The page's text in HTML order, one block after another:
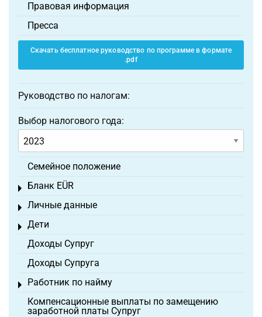
Правовая информация
Пресса
Скачать бесплатное руководство по программе в формате
.pdf
Руководство по налогам:
Выбор налогового года:
Семейное положение
Бланк EÜR
Toggle menu
Личные данные
Toggle menu
Дети
Toggle menu
Доходы Супруг
Доходы Супруга
Работник по найму
Toggle menu
Компенсационные выплаты по замещению
заработной платы Супруг